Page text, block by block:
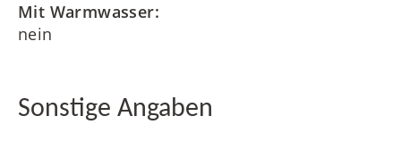
Mit Warmwasser:
nein
Sonstige Angaben